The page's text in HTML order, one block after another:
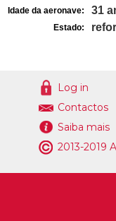
Idade da aeronave: 31
Estado:
Log in
Contactos
Saiba mais
2013-2019